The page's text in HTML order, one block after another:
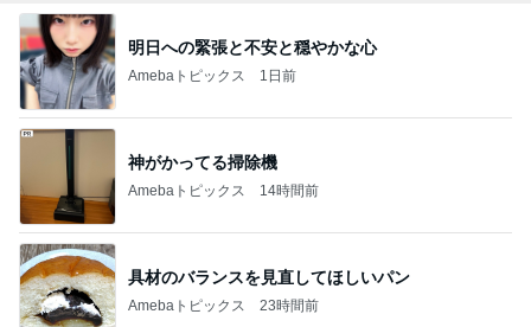
明日への緊張と不安と穏やかな心
Amebaトピックス 1日前
神がかってる掃除機
Amebaトピックス 14時間前
具材のバランスを見直してほしいパン
Amebaトピックス 23時間前